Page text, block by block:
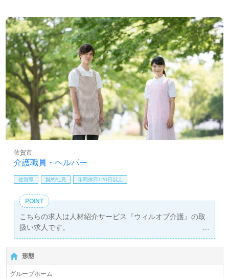
介護職員・ヘルパー
佐賀市
佐賀県 契約社員 年間休日120日以上
POINT
こちらの求人は人材紹介サービス『ウィルオブ介護』の取
扱い求人です。
詳細に関してお気軽にご相談ください♪
【無料】で皆さんの転職活動をサポートいたします。
形態
グループホーム